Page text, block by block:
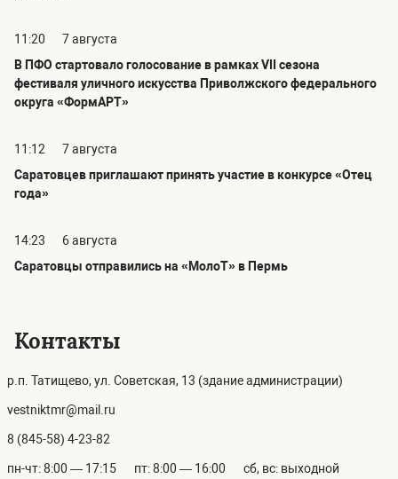
11:20
7 августа
В ПФО стартовало голосование в рамках VII сезона
фестиваля уличного искусства Приволжского федерального
округа «ФормАРТ»
11:12
7 августа
Саратовцев приглашают принять участие в конкурсе «Отец
года»
14:23
6 августа
Саратовцы отправились на «МолоТ» в Пермь
Контакты
р.п. Татищево, ул. Советская, 13 (здание администрации)
vestniktmr@mail.ru
8 (845-58) 4-23-82
пн-чт: 8:00 — 17:15 пт: 8:00 — 16:00 сб, вс: выходной